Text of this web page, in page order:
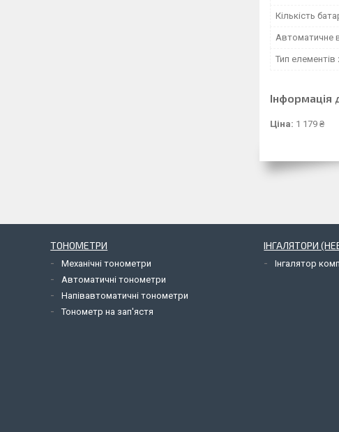
Кількість
Автоматичне
Тип
Інформація
Ціна: 1 179 ₴
ТОНОМЕТРИ
Механічні тонометри
Автоматичні тонометри
Напівавтоматичні тонометри
Тонометр на зап'ястя
ІНГАЛЯТОРИ
Інгалятор